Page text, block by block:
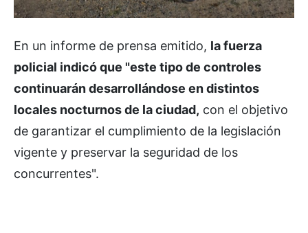
En un informe de prensa emitido, la fuerza
policial indicó que "este tipo de controles
continuarán desarrollándose en distintos
locales nocturnos de la ciudad, con el objetivo
de garantizar el cumplimiento de la legislación
vigente y preservar la seguridad de los
concurrentes".